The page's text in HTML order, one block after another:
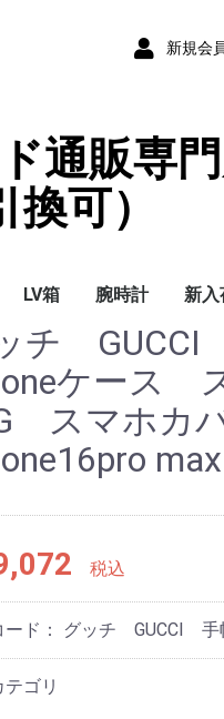
新規会
通販専
可）
女性用
用
LV箱 腕時計
Omega
Rolex
Cartier
Chanel
新入
チ
ケース
スマホカ
税込
ド： グッチ GUCCI 手
ゴリ